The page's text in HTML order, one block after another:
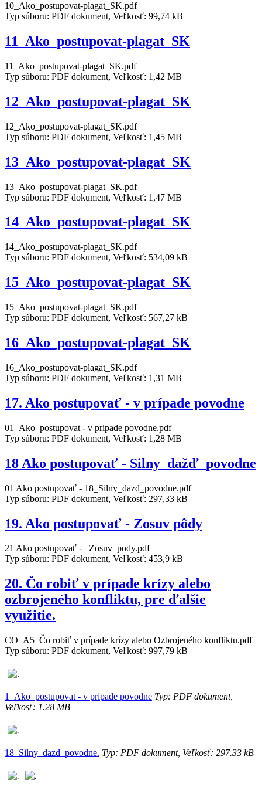
10_Ako_postupovat-plagat_SK.pdf
Typ súboru: PDF dokument, Veľkosť: 99,74 kB
11_Ako_postupovat-plagat_SK
11_Ako_postupovat-plagat_SK.pdf
Typ súboru: PDF dokument, Veľkosť: 1,42 MB
12_Ako_postupovat-plagat_SK
12_Ako_postupovat-plagat_SK.pdf
Typ súboru: PDF dokument, Veľkosť: 1,45 MB
13_Ako_postupovat-plagat_SK
13_Ako_postupovat-plagat_SK.pdf
Typ súboru: PDF dokument, Veľkosť: 1,47 MB
14_Ako_postupovat-plagat_SK
14_Ako_postupovat-plagat_SK.pdf
Typ súboru: PDF dokument, Veľkosť: 534,09 kB
15_Ako_postupovat-plagat_SK
15_Ako_postupovat-plagat_SK.pdf
Typ súboru: PDF dokument, Veľkosť: 567,27 kB
16_Ako_postupovat-plagat_SK
16_Ako_postupovat-plagat_SK.pdf
Typ súboru: PDF dokument, Veľkosť: 1,31 MB
17. Ako postupovať - v prípade povodne
01_Ako_postupovat - v pripade povodne.pdf
Typ súboru: PDF dokument, Veľkosť: 1,28 MB
18 Ako postupovať - Silny_dažď_povodne
01 Ako postupovať - 18_Silny_dazd_povodne.pdf
Typ súboru: PDF dokument, Veľkosť: 297,33 kB
19. Ako postupovať - Zosuv pôdy
21 Ako postupovať - _Zosuv_pody.pdf
Typ súboru: PDF dokument, Veľkosť: 453,9 kB
20. Čo robiť v prípade krízy alebo
ozbrojeného konfliktu, pre ďalšie
využitie.
CO_A5_Čo robiť v prípade krízy alebo Ozbrojeného konfliktu.pdf
Typ súboru: PDF dokument, Veľkosť: 997,79 kB
1_Ako_postupovat - v pripade povodne Typ: PDF dokument,
Veľkosť: 1.28 MB
18_Silny_dazd_povodne. Typ: PDF dokument, Veľkosť: 297.33 kB